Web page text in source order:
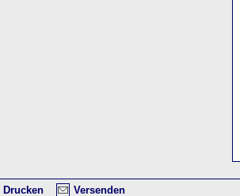
Drucken Versenden